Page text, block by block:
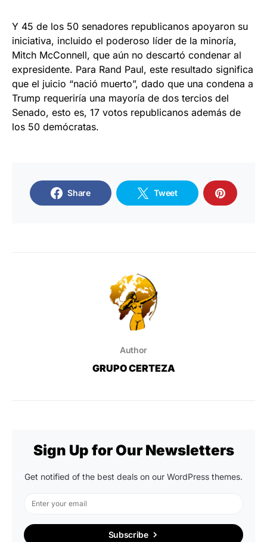
Y 45 de los 50 senadores republicanos apoyaron su
iniciativa, incluido el poderoso líder de la minoría,
Mitch McConnell, que aún no descartó condenar al
expresidente. Para Rand Paul, este resultado significa
que el juicio “nació muerto”, dado que una condena a
Trump requeriría una mayoría de dos tercios del
Senado, esto es, 17 votos republicanos además de
los 50 demócratas.
Share Tweet
Author
GRUPO CERTEZA
Sign Up for Our Newsletters
Get notified of the best deals on our WordPress themes.
Subscribe